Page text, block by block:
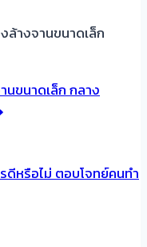
ล้างจานขนาดเล็ก
นขนาดเล็ก กลาง